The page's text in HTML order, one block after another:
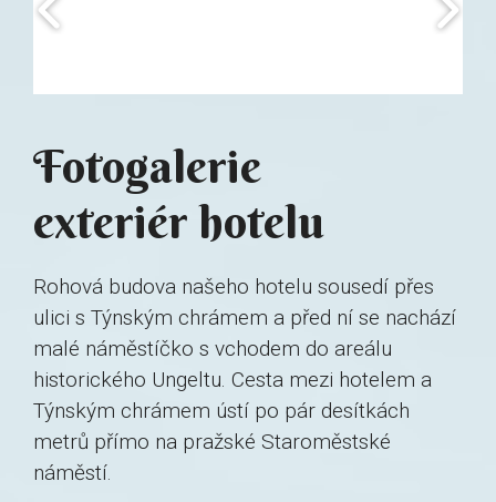
Fotogalerie
exteriér hotelu
Rohová budova našeho hotelu sousedí přes
ulici s Týnským chrámem a před ní se nachází
malé náměstíčko s vchodem do areálu
historického Ungeltu. Cesta mezi hotelem a
Týnským chrámem ústí po pár desítkách
metrů přímo na pražské Staroměstské
náměstí.